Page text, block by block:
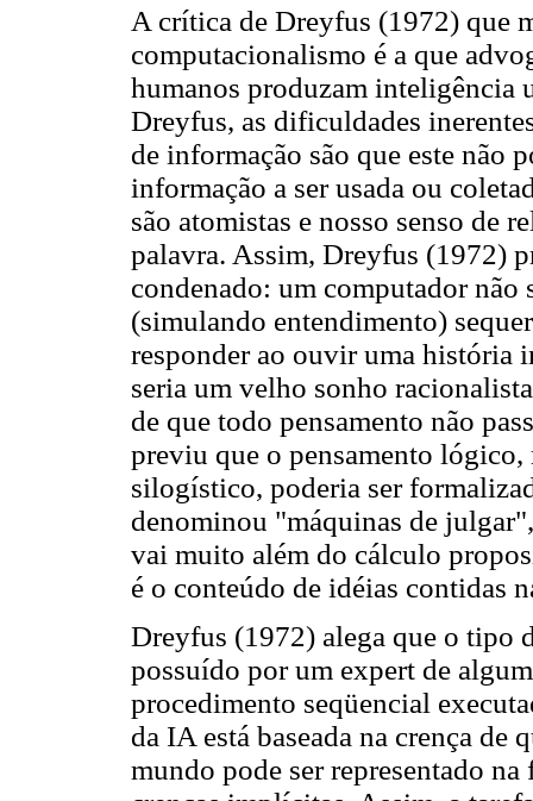
A crítica de Dreyfus (1972) que
computacionalismo é a que
humanos produzam inteligência
Dreyfus, as dificuldades
de informação são que este não
informação a ser usada ou
são atomistas e nosso senso de
palavra. Assim, Dreyfus (1972)
condenado: um computador não
(simulando entendimento)
responder ao ouvir uma história
seria um velho sonho
de que todo pensamento não
previu que o pensamento
silogístico, poderia ser
denominou "máquinas de
vai muito além do cálculo
é o conteúdo de idéias contidas
Dreyfus (1972) alega que o tipo
possuído por um expert de
procedimento seqüencial
da IA está baseada na crença de
mundo pode ser representado